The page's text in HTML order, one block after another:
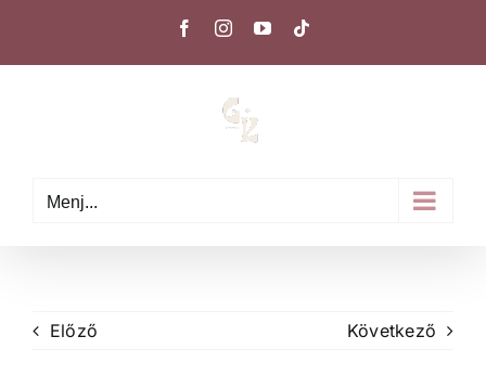
FacebookInstagramYouTube
Menj...
Előző Következő